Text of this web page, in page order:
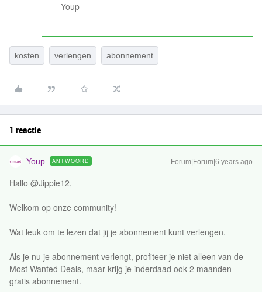
Youp
kosten verlengen abonnement
1 reactie
Youp ANTWOORD Forum|Forum|6 years ago
Hallo @Jippie12,
Welkom op onze community!
Wat leuk om te lezen dat jij je abonnement kunt verlengen.
Als je nu je abonnement verlengt, profiteer je niet alleen van de
Most Wanted Deals, maar krijg je inderdaad ook 2 maanden
gratis abonnement.